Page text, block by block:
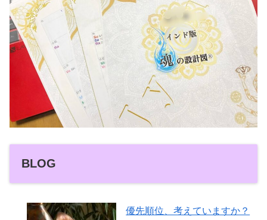
BLOG
優先順位、考えていますか？